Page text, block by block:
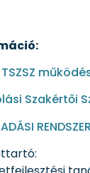
Szakértői
RENDSZER